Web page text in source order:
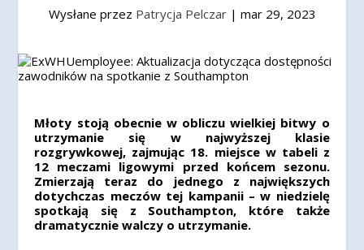
Wysłane przez Patrycja Pelczar| mar 29, 2023
Młoty stoją obecnie w obliczu wielkiej bitwy o
utrzymanie się w najwyższej klasie
rozgrywkowej, zajmując 18. miejsce w tabeli z
12 meczami ligowymi przed końcem sezonu.
Zmierzają teraz do jednego z największych
dotychczas meczów tej kampanii – w niedzielę
spotkają się z Southampton, które także
dramatycznie walczy o utrzymanie.